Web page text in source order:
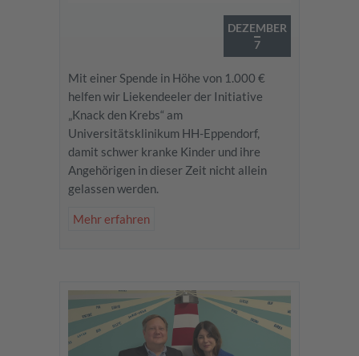
DEZEMBER
7
Mit einer Spende in Höhe von 1.000 €
helfen wir Liekendeeler der Initiative
„Knack den Krebs“ am
Universitätsklinikum HH-Eppendorf,
damit schwer kranke Kinder und ihre
Angehörigen in dieser Zeit nicht allein
gelassen werden.
Mehr erfahren